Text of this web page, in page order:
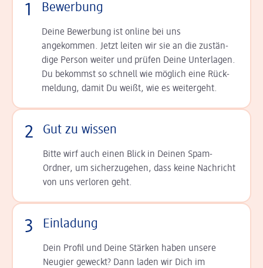
1 Bewerbung
Deine Bewerbung ist online bei uns
angekommen. Jetzt leiten wir sie an die zu­stän­
dige Person weiter und prüfen Deine Unterlagen.
Du bekommst so schnell wie möglich eine Rück­
meldung, damit Du weißt, wie es weitergeht.
2 Gut zu wissen
Bitte wirf auch einen Blick in Deinen Spam-
Ordner, um sicherzugehen, dass keine Nachricht
von uns verloren geht.
3 Einladung
Dein Profil und Deine Stär­ken haben unsere
Neugier geweckt? Dann laden wir Dich im